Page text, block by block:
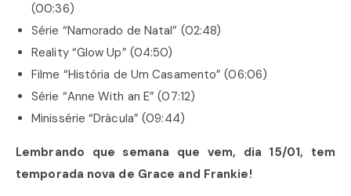
(00:36)
Série “Namorado de Natal” (02:48)
Reality “Glow Up” (04:50)
Filme “História de Um Casamento” (06:06)
Série “Anne With an E” (07:12)
Minissérie “Drácula” (09:44)
Lembrando que semana que vem, dia 15/01, tem
temporada nova de Grace and Frankie!